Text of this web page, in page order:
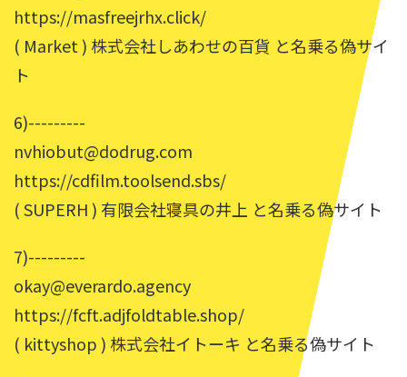
https://masfreejrhx.click/
( Market ) 株式会社しあわせの百貨 と名乗る偽サイ
ト
6)---------
nvhiobut@dodrug.com
https://cdfilm.toolsend.sbs/
( SUPERH ) 有限会社寝具の井上 と名乗る偽サイト
7)---------
okay@everardo.agency
https://fcft.adjfoldtable.shop/
( kittyshop ) 株式会社イトーキ と名乗る偽サイト